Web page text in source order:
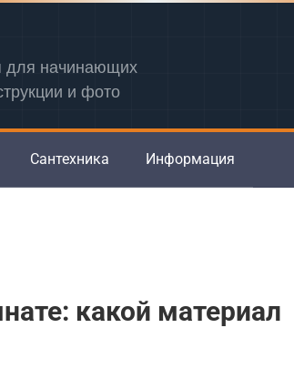
для начинающих
и фото
Сантехника Информация
какой материал